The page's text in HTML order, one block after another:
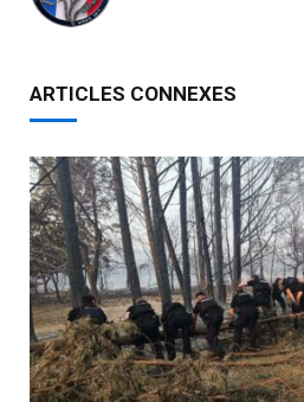
ARTICLES CONNEXES